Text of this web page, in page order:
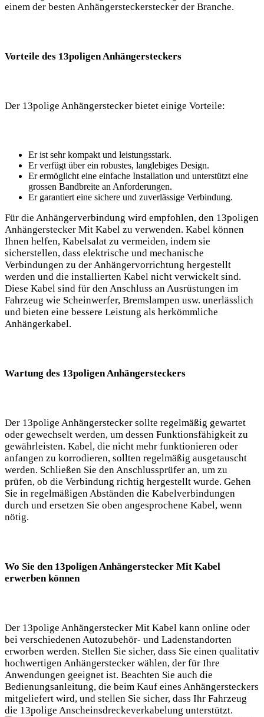
einem der besten Anhängersteckerstecker der Branche.
Vorteile des 13poligen Anhängersteckers
Der 13polige Anhängerstecker bietet einige Vorteile:
Er ist sehr kompakt und leistungsstark.
Er verfügt über ein robustes, langlebiges Design.
Er ermöglicht eine einfache Installation und unterstützt eine
grossen Bandbreite an Anforderungen.
Er garantiert eine sichere und zuverlässige Verbindung.
Für die Anhängerverbindung wird empfohlen, den 13poligen
Anhängerstecker Mit Kabel zu verwenden. Kabel können
Ihnen helfen, Kabelsalat zu vermeiden, indem sie
sicherstellen, dass elektrische und mechanische
Verbindungen zu der Anhängervorrichtung hergestellt
werden und die installierten Kabel nicht verwickelt sind.
Diese Kabel sind für den Anschluss an Ausrüstungen im
Fahrzeug wie Scheinwerfer, Bremslampen usw. unerlässlich
und bieten eine bessere Leistung als herkömmliche
Anhängerkabel.
Wartung des 13poligen Anhängersteckers
Der 13polige Anhängerstecker sollte regelmäßig gewartet
oder gewechselt werden, um dessen Funktionsfähigkeit zu
gewährleisten. Kabel, die nicht mehr funktionieren oder
anfangen zu korrodieren, sollten regelmäßig ausgetauscht
werden. Schließen Sie den Anschlussprüfer an, um zu
prüfen, ob die Verbindung richtig hergestellt wurde. Gehen
Sie in regelmäßigen Abständen die Kabelverbindungen
durch und ersetzen Sie oben angesprochene Kabel, wenn
nötig.
Wo Sie den 13poligen Anhängerstecker Mit Kabel
erwerben können
Der 13polige Anhängerstecker Mit Kabel kann online oder
bei verschiedenen Autozubehör- und Ladenstandorten
erworben werden. Stellen Sie sicher, dass Sie einen qualitativ
hochwertigen Anhängerstecker wählen, der für Ihre
Anwendungen geeignet ist. Beachten Sie auch die
Bedienungsanleitung, die beim Kauf eines Anhängersteckers
mitgeliefert wird, und stellen Sie sicher, dass Ihr Fahrzeug
die 13polige Anscheinsdreckeverkabelung unterstützt.